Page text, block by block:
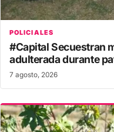
POLICIALES
#Capital Secuestran
adulterada durante
7 agosto, 2026